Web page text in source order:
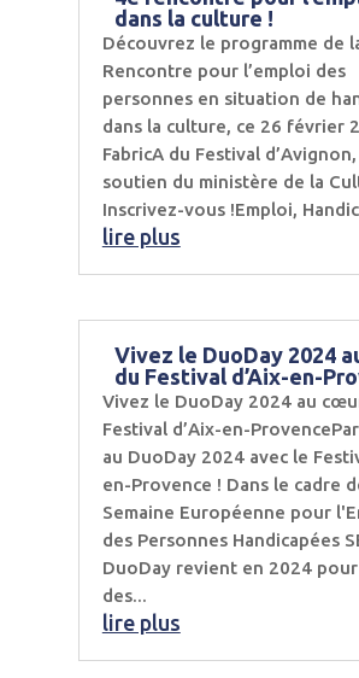
dans la culture !
Découvrez le programme de
Rencontre pour l’emploi des
personnes en situation de
dans la culture, ce 26 février
FabricA du Festival
soutien du ministère de la
Inscrivez-vous !Emploi,
lire plus
Vivez le DuoDay 2024
du Festival d’Aix-en-
Vivez le DuoDay 2024 au
Festival d’Aix-en-
au DuoDay 2024 avec le
en-Provence ! Dans le cadre
Semaine Européenne pour
des Personnes Handicapées
DuoDay revient en 2024
des...
lire plus